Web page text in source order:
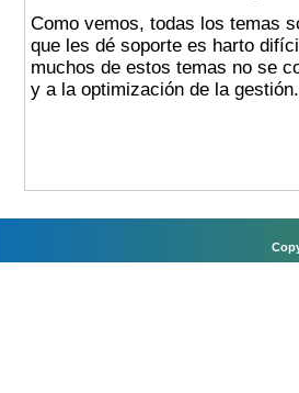
Como vemos, todas los temas
que les dé soporte es harto
muchos de estos temas no se
y a la optimización de la gestión.